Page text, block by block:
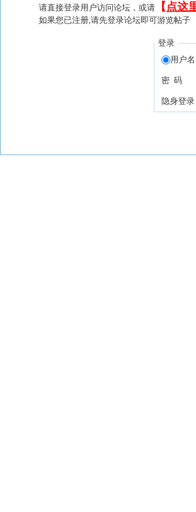
请直接登录用户访问论坛，或请 【 点这
如果您已注册,请先登录论坛即可游览帖子
登录
用户名
密 码
隐身登录